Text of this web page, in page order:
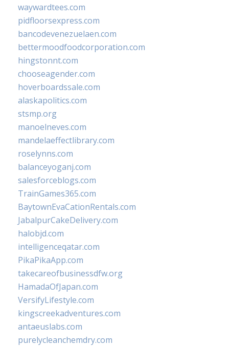
waywardtees.com
pidfloorsexpress.com
bancodevenezuelaen.com
bettermoodfoodcorporation.com
hingstonnt.com
chooseagender.com
hoverboardssale.com
alaskapolitics.com
stsmp.org
manoelneves.com
mandelaeffectlibrary.com
roselynns.com
balanceyoganj.com
salesforceblogs.com
TrainGames365.com
BaytownEvaCationRentals.com
JabalpurCakeDelivery.com
halobjd.com
intelligenceqatar.com
PikaPikaApp.com
takecareofbusinessdfw.org
HamadaOfJapan.com
VersifyLifestyle.com
kingscreekadventures.com
antaeuslabs.com
purelycleanchemdry.com